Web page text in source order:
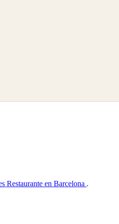
Restaurante en Barcelona .